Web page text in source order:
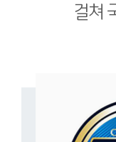
걸쳐